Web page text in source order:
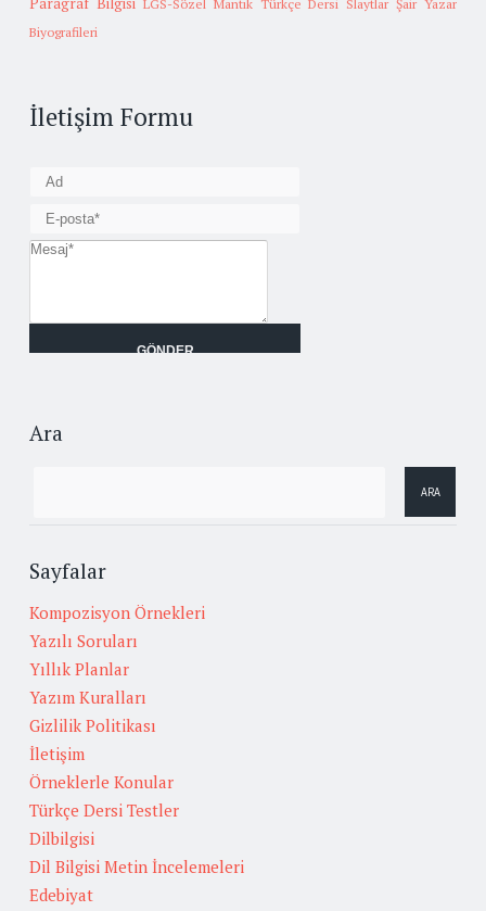
LGS-Sözel Mantık Türkçe Dersi Slaytlar Şair Yazar
Biyografileri
İletişim Formu
Ara
Sayfalar
Kompozisyon Örnekleri
Yazılı Soruları
Yıllık Planlar
Yazım Kuralları
Gizlilik Politikası
İletişim
Örneklerle Konular
Türkçe Dersi Testler
Dilbilgisi
Dil Bilgisi Metin İncelemeleri
Edebiyat